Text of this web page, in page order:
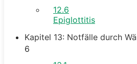
12.6
Epiglottitis
Kapitel 13: Notfälle durch
6